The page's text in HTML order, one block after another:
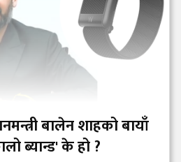
बालेन शाहको बायाँ
ब्यान्ड' के हो ?